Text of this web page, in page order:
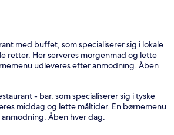
med buffet, som specialiserer sig i lokale
retter. Her serveres morgenmad og lette
udleveres efter anmodning. Åben
- bar, som specialiserer sig i tyske
middag og lette måltider. En børnemenu
Åben hver dag.